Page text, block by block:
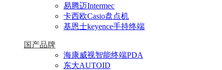
易腾迈Intermec
卡西欧Casio盘点机
基恩士keyence手持终端
国产品牌
海康威视智能终端PDA
东大AUTOID